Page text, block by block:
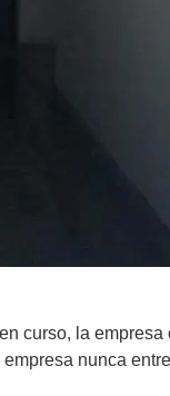
curso, la
nunca